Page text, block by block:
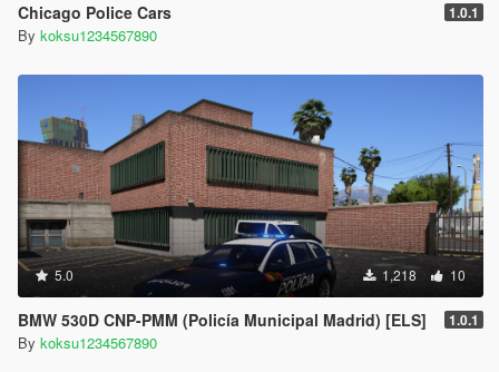
Chicago Police Cars 1.0.1
By koksu1234567890
5.0 1,218 10
BMW 530D CNP-PMM (Policía Municipal Madrid) [ELS] 1.0.1
By koksu1234567890